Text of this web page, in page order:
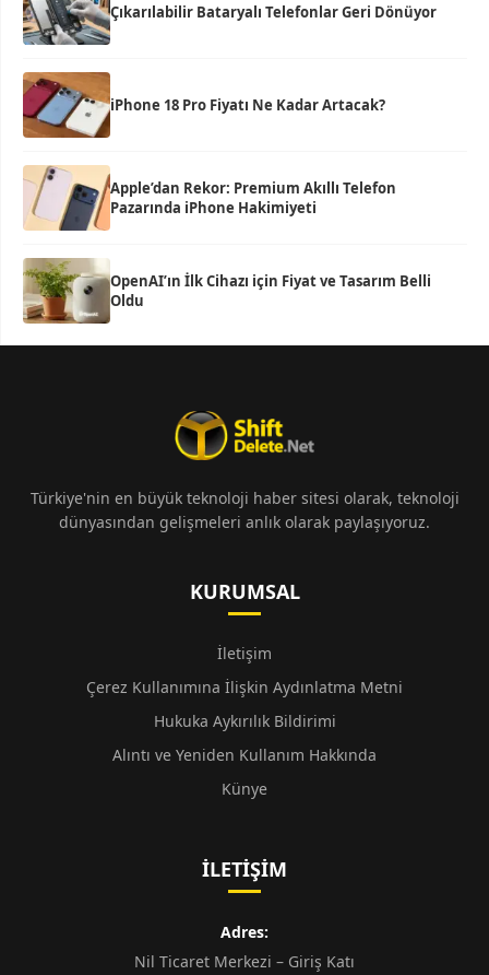
Çıkarılabilir Bataryalı Telefonlar Geri Dönüyor
iPhone 18 Pro Fiyatı Ne Kadar Artacak?
Apple’dan Rekor: Premium Akıllı Telefon
Pazarında iPhone Hakimiyeti
OpenAI’ın İlk Cihazı için Fiyat ve Tasarım Belli
Oldu
Türkiye'nin en büyük teknoloji haber sitesi olarak, teknoloji
dünyasından gelişmeleri anlık olarak paylaşıyoruz.
KURUMSAL
İletişim
Çerez Kullanımına İlişkin Aydınlatma Metni
Hukuka Aykırılık Bildirimi
Alıntı ve Yeniden Kullanım Hakkında
Künye
İLETIŞIM
Adres:
Nil Ticaret Merkezi – Giriş Katı